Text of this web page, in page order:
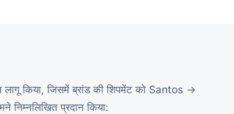
किया, जिसमें ब्रांड की शिपमेंट को Santos →
निम्नलिखित प्रदान किया: